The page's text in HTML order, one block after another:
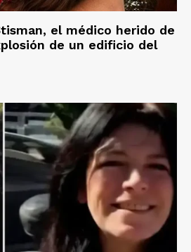
el médico herido de
de un edificio del